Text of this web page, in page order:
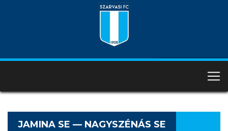
JAMINA SE — NAGYSZÉNÁS SE